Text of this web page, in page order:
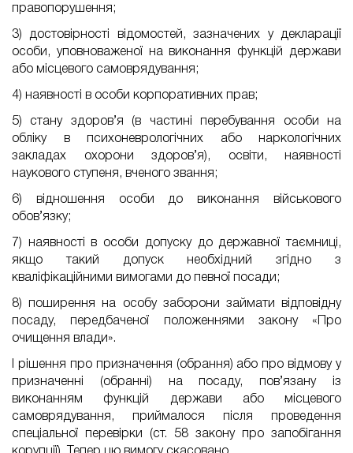
правопорушення;
3) достовірності відомостей, зазначених у декларації
особи, уповноваженої на виконання функцій держави
або місцевого самоврядування;
4) наявності в особи корпоративних прав;
5) стану здоров’я (в частині перебування особи на
обліку в психоневрологічних або наркологічних
закладах охорони здоров’я), освіти, наявності
наукового ступеня, вченого звання;
6) відношення особи до виконання військового
обов’язку;
7) наявності в особи допуску до державної таємниці,
якщо такий допуск необхідний згідно з
кваліфікаційними вимогами до певної посади;
8) поширення на особу заборони займати відповідну
посаду, передбаченої положеннями закону «Про
очищення влади».
І рішення про призначення (обрання) або про відмову у
призначенні (обранні) на посаду, пов’язану із
виконанням функцій держави або місцевого
самоврядування, приймалося після проведення
спеціальної перевірки (ст. 58 закону про запобігання